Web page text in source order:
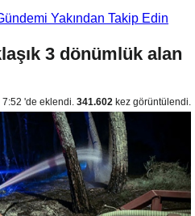
3 dönümlük alan
7:52 'de eklendi. 341.602 kez görüntülendi.